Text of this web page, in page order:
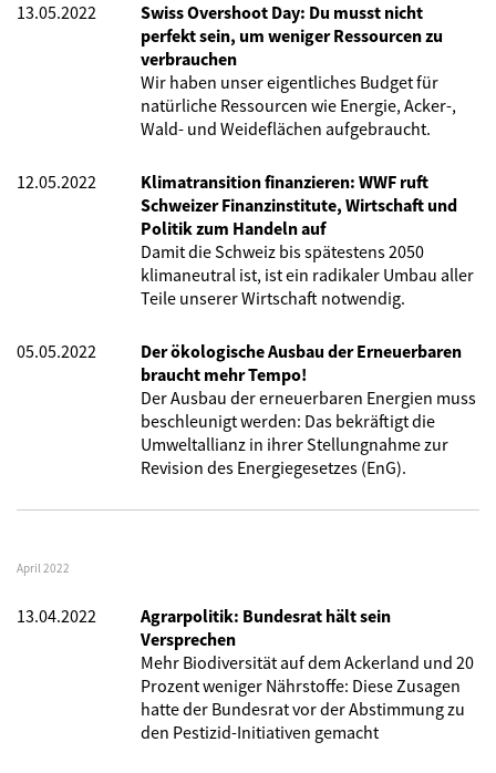
13.05.2022
Swiss Overshoot Day: Du musst nicht
perfekt sein, um weniger Ressourcen zu
verbrauchen
Wir haben unser eigentliches Budget für
natürliche Ressourcen wie Energie, Acker-,
Wald- und Weideflächen aufgebraucht.
12.05.2022
Klimatransition finanzieren: WWF ruft
Schweizer Finanzinstitute, Wirtschaft und
Politik zum Handeln auf
Damit die Schweiz bis spätestens 2050
klimaneutral ist, ist ein radikaler Umbau aller
Teile unserer Wirtschaft notwendig.
05.05.2022
Der ökologische Ausbau der Erneuerbaren
braucht mehr Tempo!
Der Ausbau der erneuerbaren Energien muss
beschleunigt werden: Das bekräftigt die
Umweltallianz in ihrer Stellungnahme zur
Revision des Energiegesetzes (EnG).
April 2022
13.04.2022
Agrarpolitik: Bundesrat hält sein
Versprechen
Mehr Biodiversität auf dem Ackerland und 20
Prozent weniger Nährstoffe: Diese Zusagen
hatte der Bundesrat vor der Abstimmung zu
den Pestizid-Initiativen gemacht